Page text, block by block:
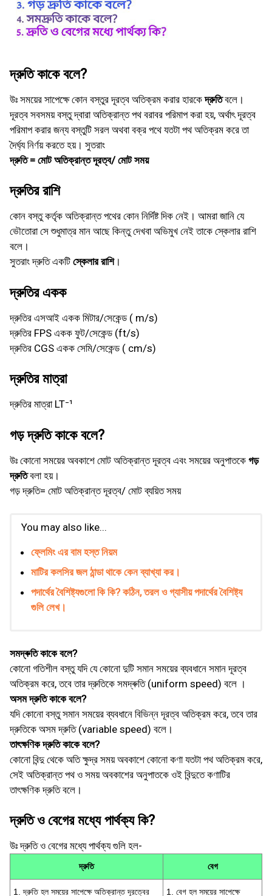
দ্রুতি কাকে বলে?
উঃ সময়ের সাপেক্ষে কোন বস্তুর দূরত্ব অতিক্রম করার হারকেদ্রুতিবলে।
দূরত্ব সবসময় বস্তু দ্বারা অতিক্রান্ত পথ বরাবর পরিমাপ করা হয়, অর্থাৎ দূরত্ব
পরিমাপ করার জন্য বস্তুটি সরল অথবা বক্র পথে যতটা পথ অতিক্রম করে তা
দৈর্ঘ্য নির্ণয় করতে হয়। সুতরাং
দ্রুতি = মোট অতিক্রান্ত দূরত্ব/ মোট সময়
দ্রুতির রাশি
কোন বস্তু কর্তৃক অতিক্রান্ত পথের কোন নির্দিষ্ট দিক নেই। আমরা জানি যে
ভৌতোরা সে শুধুমাত্র মান আছে কিন্তু দেখবা অভিমুখ নেই তাকে স্কেলার রাশি
বলে।
সুতরাং দ্রুতি একটি স্কেলার রাশি।
দ্রুতির একক
দ্রুতির এসআই একক মিটার/সেকেন্ড ( m/s)
দ্রুতির FPS একক ফুট/সেকেন্ড (ft/s)
দ্রুতির CGS একক সেমি/সেকেন্ড ( cm/s)
দ্রুতির মাত্রা
দ্রুতির মাত্রা LT⁻¹
গড় দ্রুতি কাকে বলে?
উঃ কোনো সময়ের অবকাশে মোট অতিক্রান্ত দূরত্ব এবং সময়ের অনুপাতকে গড়
দ্রুতিবলা হয়।
গড় দ্রুতি= মোট অতিক্রান্ত দূরত্ব/ মোট ব্যয়িত সময়
You may also like...
ফ্লেমিং এর বাম হস্ত নিয়ম
মাটির কলসির জল ঠান্ডা থাকে কেন ব্যাখ্যা কর।
পদার্থের বৈশিষ্ট্যগুলাে কি কি? কঠিন, তরল ও গ্যাসীয় পদার্থের বৈশিষ্ট্য
গুলি লেখ।
সমদ্ৰুতি কাকে বলে?
কোনো গতিশীল বস্তু যদি যে কোনো দুটি সমান সময়ের ব্যবধানে সমান দূরত্ব
অতিক্রম করে, তবে তার দ্রুতিকে সমদ্ৰুতি (uniform speed) বলে ।
অসম দ্রুতি কাকে বলে?
যদি কোনো বস্তু সমান সময়ের ব্যবধানে বিভিন্ন দূরত্ব অতিক্রম করে, তবে তার
দ্রুতিকে অসম দ্রুতি (variable speed) বলে।
তাৎক্ষণিক দ্রুতি কাকে বলে?
কোনো বিন্দু থেকে অতি ক্ষুদ্র সময় অবকাশে কোনো কণা যতটা পথ অতিক্রম করে,
সেই অতিক্রান্ত পথ ও সময় অবকাশের অনুপাতকে ওই বিন্দুতে কণাটির
তাৎক্ষণিক দ্রুতি বলে।
দ্রুতি ও বেগের মধ্যে পার্থক্য কি?
উঃ দ্রুতি ও বেগের মধ্যে পার্থক্য গুলি হল-
দ্রুতি বেগ
1. দ্রুতি হল সময়ের সাপেক্ষে অতিক্রান্ত দূরত্বের 1. বেগ হল সময়ের সাপেক্ষে